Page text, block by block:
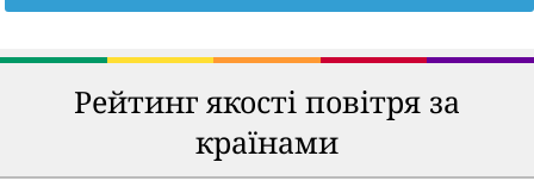
Рейтинг якості повітря за
країнами